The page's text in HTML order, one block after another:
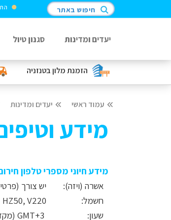
הזמנת מלוןבטנזניה
חיפוש באתר
יעדים ומדינות סגנון טיול
עמוד ראשי יעדים ומדינות
מידע
מידע חיוני מספרי טלפון
אשרה (ויזה):
יש צורך
חשמל:
HZ50, V220
שעון: